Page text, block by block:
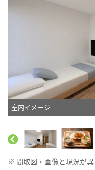
室内イメージ
※ 間取図・画像と現況が異